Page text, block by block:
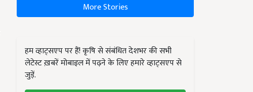
More Stories
हम व्हाट्सएप पर हैं! कृषि से संबंधित देशभर की सभी
लेटेस्ट ख़बरें मोबाइल में पढ़ने के लिए हमारे व्हाट्सएप से
जुड़ें.